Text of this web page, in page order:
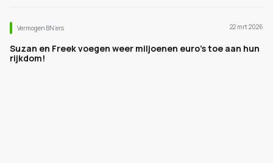
Vermogen BN’ers 22 mrt 2026
Suzan en Freek voegen weer miljoenen euro's toe aan hun
rijkdom!